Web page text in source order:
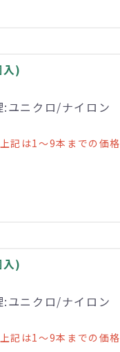
)
ユニクロ/ナイロン
記は1～9本までの価格
)
ユニクロ/ナイロン
記は1～9本までの価格